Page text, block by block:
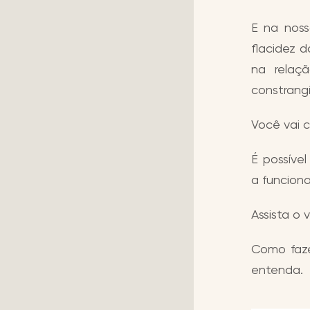
E na
flacidez
na
Você vai
É
a
Assista o
Como
entenda.